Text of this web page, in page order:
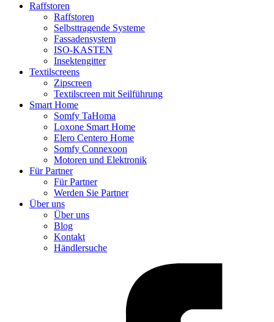
Raffstoren
Raffstoren
Selbsttragende Systeme
Fassadensystem
ISO-KASTEN
Insektengitter
Textilscreens
Zipscreen
Textilscreen mit Seilführung
Smart Home
Somfy TaHoma
Loxone Smart Home
Elero Centero Home
Somfy Connexoon
Motoren und Elektronik
Für Partner
Für Partner
Werden Sie Partner
Über uns
Über uns
Blog
Kontakt
Händlersuche